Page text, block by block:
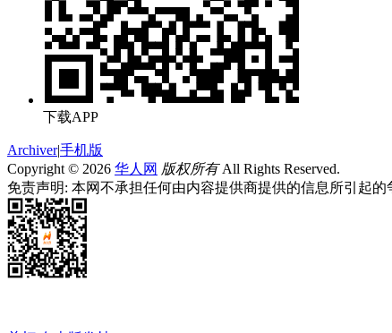
下载APP
Archiver|手机版
Copyright © 2026 华人网 版权所有All Rights Reserved.
免责声明: 本网不承担任何由内容提供商提供的信息所引起的